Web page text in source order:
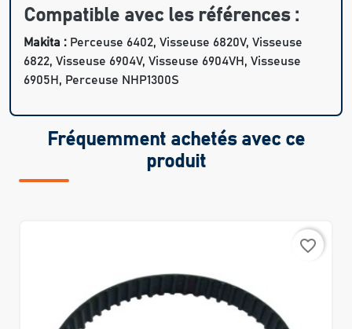
Compatible avec les références :
Makita : Perceuse 6402, Visseuse 6820V, Visseuse
6822, Visseuse 6904V, Visseuse 6904VH, Visseuse
6905H, Perceuse NHP1300S
Fréquemment achetés avec ce
produit
favorite_border